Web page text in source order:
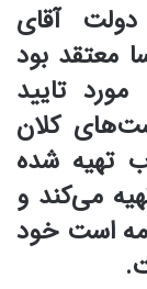
آقای
معتقد بود
تایید
کلان
تهیه شده
می‌کند و
است خود